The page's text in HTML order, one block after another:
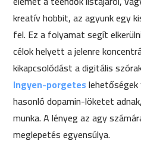
kreatív hobbit, az agyunk egy
fel. Ez a folyamat segít
célok helyett a jelenre
kikapcsolódást a digitális
Ingyen-porgetes
hasonló dopamin-löketet
munka. A lényeg az agy
meglepetés egyensúlya.